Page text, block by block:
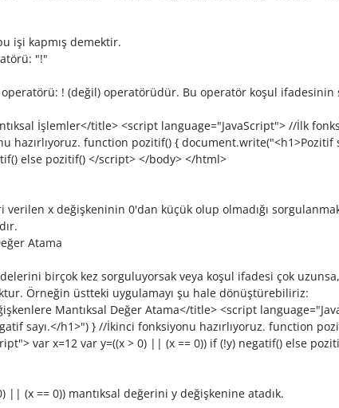
işi kapmış demektir.
"!"
! (değil) operatörüdür. Bu operatör koşul ifadesinin
İşlemler</title> <script language="JavaScript"> //İlk
hazırlıyoruz. function pozitif() {
else pozitif() </script> </body> </html>
verilen x değişkeninin 0'dan küçük olup olmadığı
Atama
birçok kez sorguluyorsak veya koşul ifadesi çok
Örneğin üstteki uygulamayı şu hale dönüştürebiliriz:
Mantıksal Değer Atama</title> <script
sayı.</h1>") } //İkinci fonksiyonu hazırlıyoruz. function
var x=12 var y=((x > 0) || (x == 0)) if (!y) negatif() else
|| (x == 0)) mantıksal değerini y değişkenine atadık.